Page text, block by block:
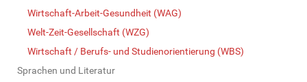
Wirtschaft-Arbeit-Gesundheit (WAG)
Welt-Zeit-Gesellschaft (WZG)
Wirtschaft / Berufs- und Studienorientierung (WBS)
Sprachen und Literatur